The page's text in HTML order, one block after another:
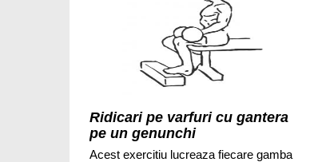
Ridicari pe varfuri cu gantera
pe un genunchi
Acest exercitiu lucreaza fiecare gamba